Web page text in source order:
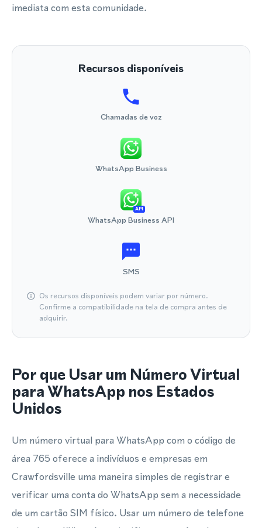
imediata com esta comunidade.
Recursos disponíveis
Chamadas de voz
WhatsApp Business
API
WhatsApp Business API
SMS
Os recursos disponíveis podem variar por número.
Confirme a compatibilidade na tela de compra antes de
adquirir.
Por que Usar um Número Virtual
para WhatsApp nos Estados
Unidos
Um número virtual para WhatsApp com o código de
área 765 oferece a indivíduos e empresas em
Crawfordsville uma maneira simples de registrar e
verificar uma conta do WhatsApp sem a necessidade
de um cartão SIM físico. Usar um número de telefone